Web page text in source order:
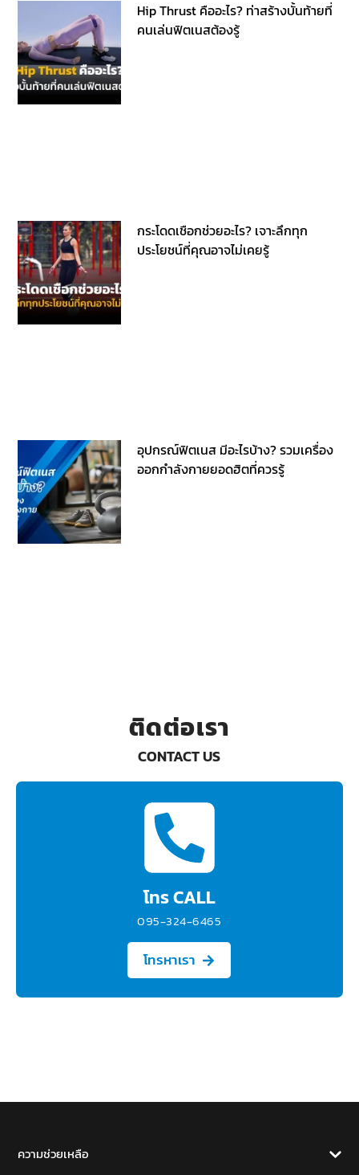
Hip Thrust คืออะไร? ท่าสร้างบั้นท้ายที่
คนเล่นฟิตเนสต้องรู้
กระโดดเชือกช่วยอะไร? เจาะลึกทุก
ประโยชน์ที่คุณอาจไม่เคยรู้
อุปกรณ์ฟิตเนส มีอะไรบ้าง? รวมเครื่อง
ออกกำลังกายยอดฮิตที่ควรรู้
CONTACT US
ติดต่อเรา
095-324-6465
โทร CALL
โทรหาเรา
ความช่วยเหลือ